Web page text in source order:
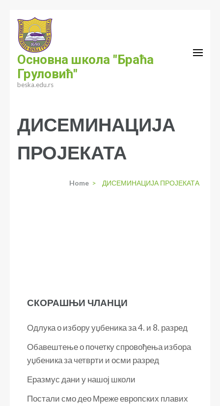
content
(Press
Enter)
Основна школа "Браћа
Груловић"
beska.edu.rs
ДИСЕМИНАЦИЈА
ПРОЈЕКАТА
Home > ДИСЕМИНАЦИЈА ПРОЈЕКАТА
СКОРАШЊИ ЧЛАНЦИ
Одлука о избору уџбеника за 4. и 8. разред
Обавештење о почетку спровођења избора
уџбеника за четврти и осми разред
Еразмус дани у нашој школи
Постали смо део Мреже европских плавих